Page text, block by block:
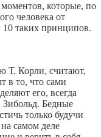
которые, по
человека от
таких принципов.
Т. Корли, считают,
в то, что сами
его, всегда
Зибольд. Бедные
только будучи
самом деле